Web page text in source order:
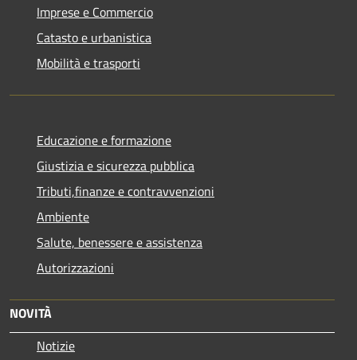
Imprese e Commercio
Catasto e urbanistica
Mobilità e trasporti
Educazione e formazione
Giustizia e sicurezza pubblica
Tributi,finanze e contravvenzioni
Ambiente
Salute, benessere e assistenza
Autorizzazioni
NOVITÀ
Notizie